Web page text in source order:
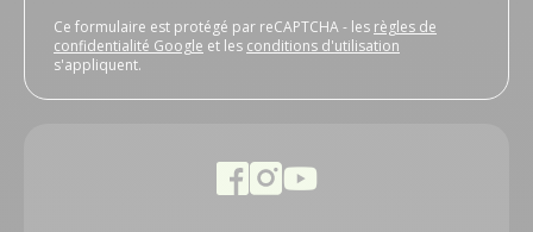
Ce formulaire est protégé par reCAPTCHA - les règles de
confidentialité Google et les conditions d'utilisation
s'appliquent.